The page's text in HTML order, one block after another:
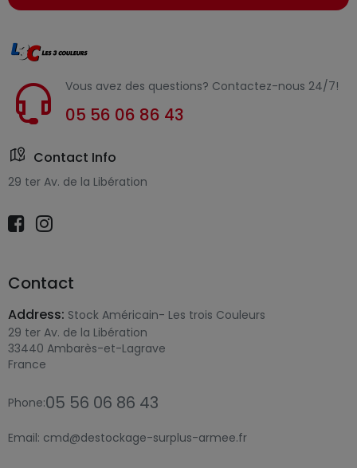
Vous avez des questions? Contactez-nous 24/7!
05 56 06 86 43
Contact Info
29 ter Av. de la Libération
Contact
Address: Stock Américain- Les trois Couleurs
29 ter Av. de la Libération
33440 Ambarès-et-Lagrave
France
Phone:05 56 06 86 43
Email: cmd@destockage-surplus-armee.fr